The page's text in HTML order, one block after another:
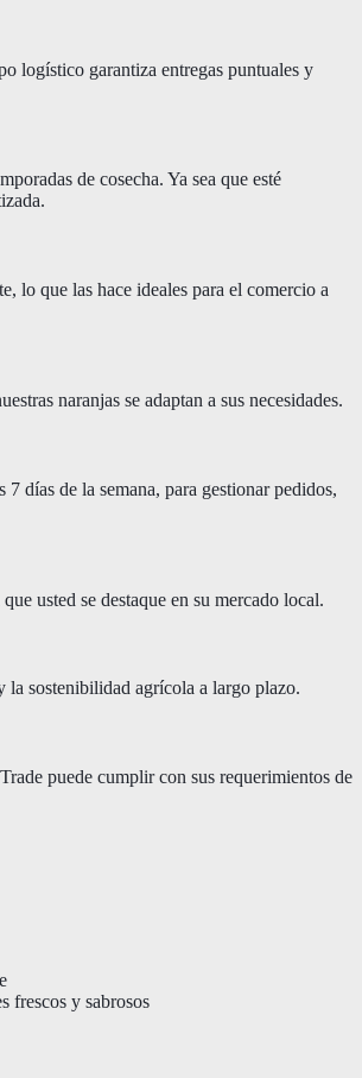
logístico garantiza entregas puntuales y
de cosecha. Ya sea que esté
lo que las hace ideales para el comercio a
naranjas se adaptan a sus necesidades.
días de la semana, para gestionar pedidos,
usted se destaque en su mercado local.
la sostenibilidad agrícola a largo plazo.
puede cumplir con sus requerimientos de
frescos y sabrosos